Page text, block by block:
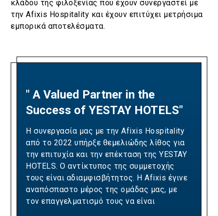
κλάδου της φιλοξενίας που έχουν συνεργαστεί με
την Afixis Hospitality και έχουν επιτύχει μετρήσιμα
εμπορικά αποτελέσματα.
" A Valued Partner in the
Success of YESTAY HOTELS"
Η συνεργασία μας με την Afixis Hospitality
από το 2022 υπήρξε θεμελιώδης λίθος για
την επιτυχία και την επέκταση της YESTAY
HOTELS. Ο αντίκτυπος της συμμετοχής
τους είναι αδιαμφισβήτητος. Η Afixis έγινε
αναπόσπαστο μέρος της ομάδας μας, με
τον επαγγελματισμό τους να είναι
"A Partnership Built on
Revenue Excellence and
Measurable Results"
Our collaboration with Afixis has been pivotal
in driving Ella Resorts' revenue growth and
optimizing our yielding strategies. Over the
years, their team has consistently
demonstrated the expertise and dedication
needed to exceed our sales targets,